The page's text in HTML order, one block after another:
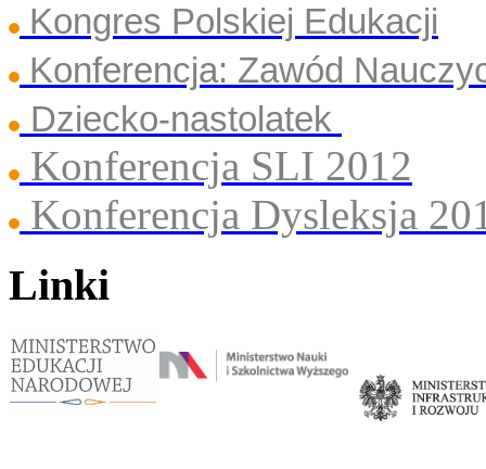
Kongres Polskiej Edukacji
Konferencja: Zawód
Dziecko-nastolatek
Konferencja SLI 2012
Konferencja Dysleksja
Linki